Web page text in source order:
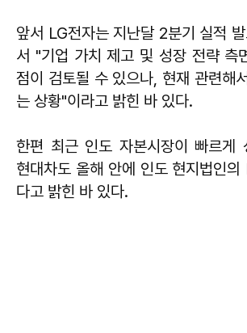
앞서 LG전자는 지난달 2분기 실적 발
서 "기업 가치 제고 및 성장 전략 측
점이 검토될 수 있으나, 현재 관련해
는 상황"이라고 밝힌 바 있다.
한편 최근 인도 자본시장이 빠르게
현대차도 올해 안에 인도 현지법인
다고 밝힌 바 있다.